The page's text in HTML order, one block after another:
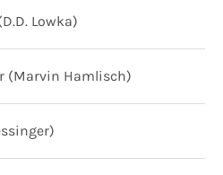
Lowka)
(Marvin Hamlisch)